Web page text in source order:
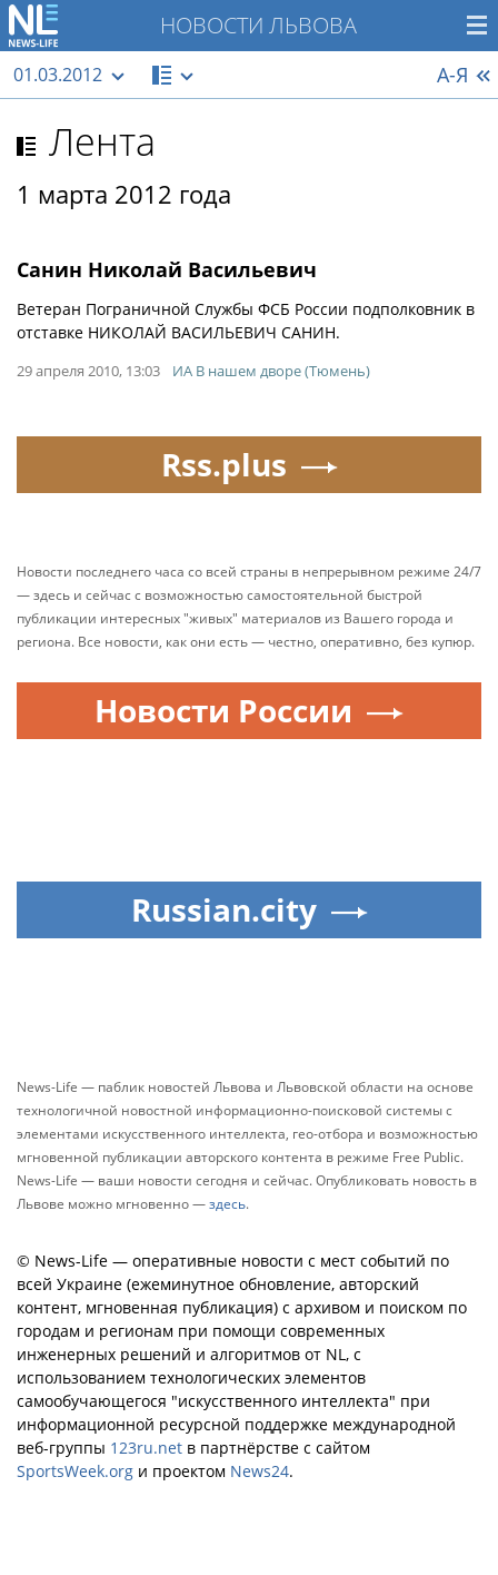
НОВОСТИ ЛЬВОВА
01.03.2012 А-Я
Лента
1 марта 2012 года
Санин Николай Васильевич
Ветеран Пограничной Службы ФСБ России подполковник в
отставке НИКОЛАЙ ВАСИЛЬЕВИЧ САНИН.
29 апреля 2010, 13:03 ИА В нашем дворе (Тюмень)
Rss.plus
Новости последнего часа со всей страны в непрерывном режиме 24/7
— здесь и сейчас с возможностью самостоятельной быстрой
публикации интересных "живых" материалов из Вашего города и
региона. Все новости, как они есть — честно, оперативно, без купюр.
Новости России
Russian.city
News-Life — паблик новостей Львова и Львовской области на основе
технологичной новостной информационно-поисковой системы с
элементами искусственного интеллекта, гео-отбора и возможностью
мгновенной публикации авторского контента в режиме Free Public.
News-Life — ваши новости сегодня и сейчас. Опубликовать новость в
Львове можно мгновенно —здесь.
© News-Life — оперативные новости с мест событий по
всей Украине (ежеминутное обновление, авторский
контент, мгновенная публикация) с архивом и поиском по
городам и регионам при помощи современных
инженерных решений и алгоритмов от NL, с
использованием технологических элементов
самообучающегося "искусственного интеллекта" при
информационной ресурсной поддержке международной
веб-группы 123ru.net в партнёрстве с сайтом
SportsWeek.org и проектом News24.